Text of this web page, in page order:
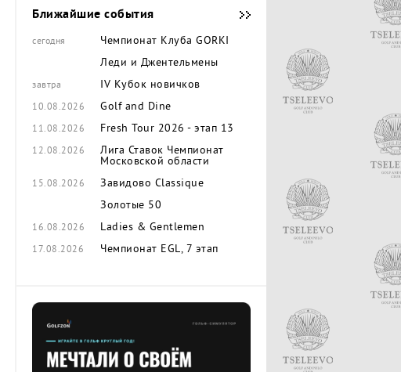
Ближайшие события
сегодня
Чемпионат Клуба GORKI
Леди и Джентельмены
завтра IV Кубок новичков
10.08.2026 Golf and Dine
11.08.2026 Fresh Tour 2026 - этап 13
12.08.2026
Лига Ставок Чемпионат
Московской области
15.08.2026
Завидово Classique
Золотые 50
16.08.2026 Ladies & Gentlemen
17.08.2026 Чемпионат EGL, 7 этап